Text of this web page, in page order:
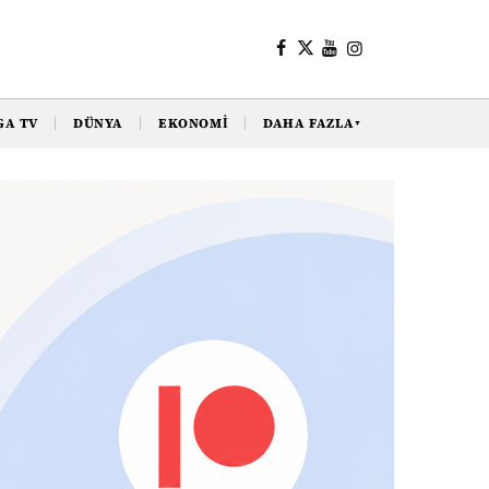
TV DÜNYA EKONOMI DAHA FAZLA▼